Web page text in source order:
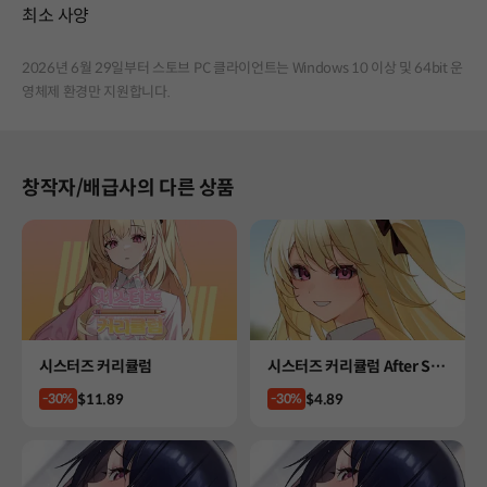
최소 사양
2026년 6월 29일부터 스토브 PC 클라이언트는 Windows 10 이상 및 64bit 운
영체제 환경만 지원합니다.
창작자/배급사의 다른 상품
Product
시스터즈 커리큘럼
-30% Price
$11.89
Product
시스터즈 커리큘럼 After Sto
ry
-30% Price
$4.89